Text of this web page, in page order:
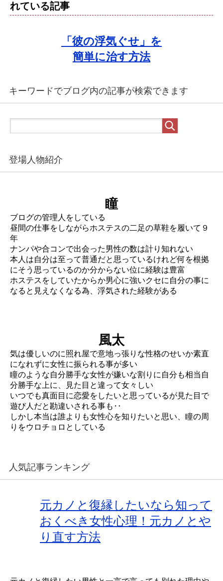
れている記事
「彼の浮気ぐせ」を
簡単に治す方法
キーワードでブログ内の記事が検索できます
登場人物紹介
瞳
ブログの管理人をしている
昼間の仕事をしながらホステスの二足の草鞋を履いて９
年
ナンパや合コンで出会った男性の数は計り知れない
本人は自分は至って普通だと思っているけれど何を根拠
にそう思っているのか分からない位に経験は豊富
ホステスをしていたからか男心に強いクセに自分の事に
なると見えなくなる為、浮気された経験がある
風太
気は優しいのに照れ屋で意地っ張りな性格のせいか素直
になれずに女性に振られる事が多い
瞳のような自分勝手な女性が嫌いな割りに自分も相当自
分勝手な上に、見た目と違って女々しい
いつでも真面目に恋愛をしたいと思っているが見た目で
遊び人だと勘違いされる事も‥
しかし本当は誰よりも女性心を知りたいと思い、瞳の周
りをウロチョロとしている
人気記事ランキング
元カノと復縁したいなら知って
おくべき女性心理！元カノとや
り直す方法